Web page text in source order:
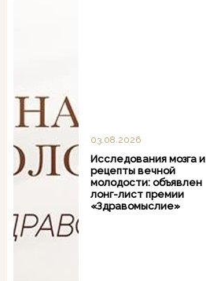
03.08.2026
Исследования мозга и
рецепты вечной
молодости: объявлен
лонг-лист премии
«Здравомыслие»